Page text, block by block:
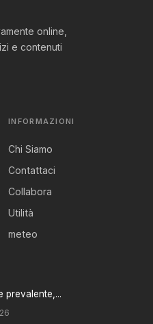
online,
e contenuti
INFORMAZIONI
Chi Siamo
Contattaci
Collabora
Utilità
meteo
prevalente,...